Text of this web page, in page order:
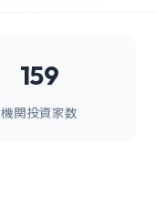
159
機関投資家数